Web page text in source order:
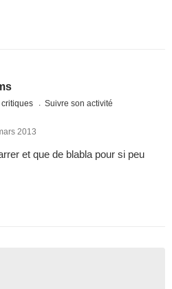
Suivre son activité
2013
et que de blabla pour si peu